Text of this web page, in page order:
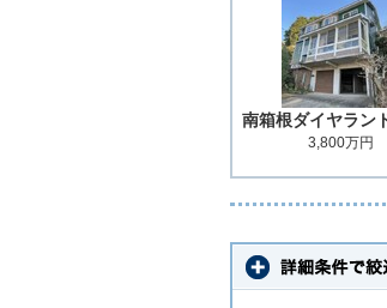
南箱根ダイヤラ
3,800万円